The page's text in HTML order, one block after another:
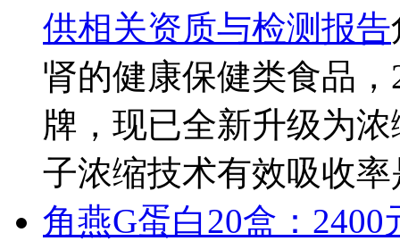
供相关资质与检测报告
肾的健康保健类食品
牌，现已全新升级为
子浓缩技术有效吸收率
角燕G蛋白20盒：